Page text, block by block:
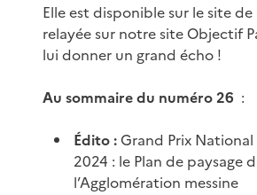
Elle est disponible sur le site de
relayée sur notre site Objectif
lui donner un grand écho !
Au sommaire du numéro 26 :
Édito :Grand Prix National
2024 : le Plan de paysage
l’Agglomération messine